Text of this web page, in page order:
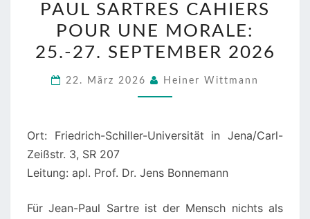
JEAN-
PAUL
SARTRES
POUR
25.-27.
2026
PAUL SARTRES CAHIERS
POUR UNE MORALE:
25.-27. SEPTEMBER 2026
22. März 2026 Heiner Wittmann
Ort: Friedrich-Schiller-Universität in Jena/Carl-
Zeißstr. 3, SR 207
Leitung: apl. Prof. Dr. Jens Bonnemann
Für Jean-Paul Sartre ist der Mensch nichts als